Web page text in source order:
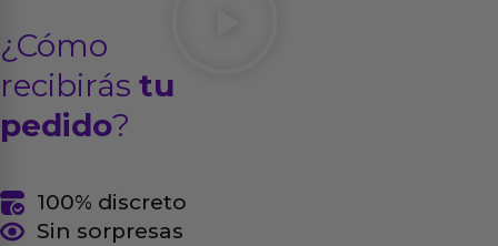
¿Cómo
recibirás tu
pedido?
100% discreto
Sin sorpresas